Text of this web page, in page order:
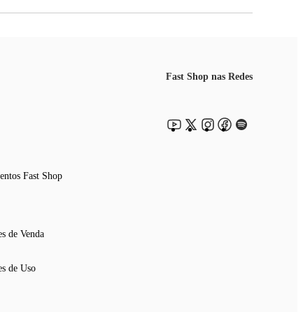
Fast Shop
de Venda
de Uso
Fast Shop nas Redes